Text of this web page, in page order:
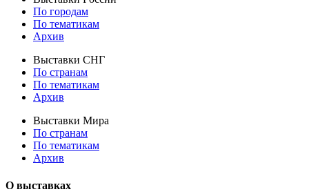
По городам
По тематикам
Архив
Выставки СНГ
По странам
По тематикам
Архив
Выставки Мира
По странам
По тематикам
Архив
О выставках